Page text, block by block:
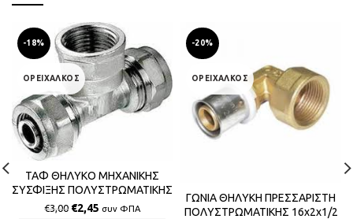
-18%
ΟΡΕΙΧΑΛΚΟΣ
ΤΑΦ ΘΗΛΥΚΟ ΜΗΧΑΝΙΚΗΣ
ΣΥΣΦΙΞΗΣ ΠΟΛΥΣΤΡΩΜΑΤΙΚΗΣ
16x2x1/2 BS
€3,00 €2,45 συν ΦΠΑ
-20%
ΟΡΕΙΧΑΛΚΟΣ
ΓΩΝΙΑ ΘΗΛΥΚΗ ΠΡΕΣΣΑΡΙΣΤΗ
ΠΟΛΥΣΤΡΩΜΑΤΙΚΗΣ 16x2x1/2